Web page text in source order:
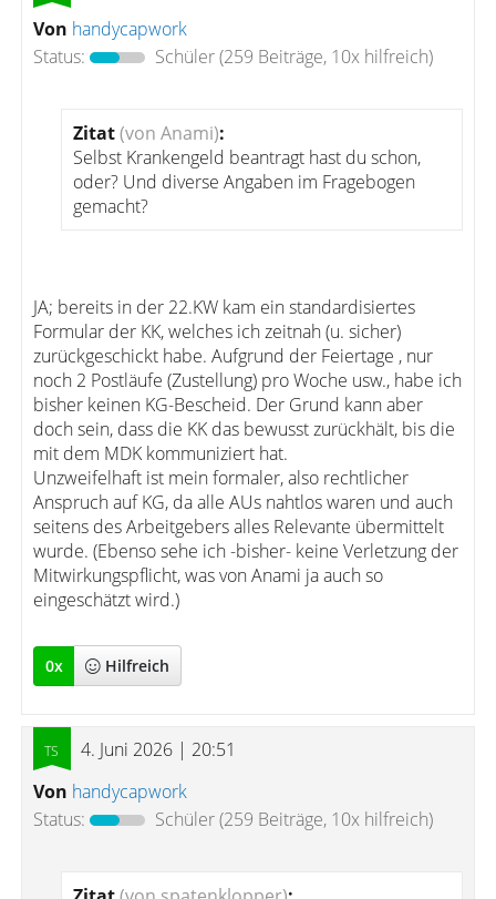
Von handycapwork
Status:
Schüler(259 Beiträge, 10x hilfreich)
Zitat(von Anami):
Selbst Krankengeld beantragt hast du schon,
oder? Und diverse Angaben im Fragebogen
gemacht?
JA; bereits in der 22.KW kam ein standardisiertes
Formular der KK, welches ich zeitnah (u. sicher)
zurückgeschickt habe. Aufgrund der Feiertage , nur
noch 2 Postläufe (Zustellung) pro Woche usw., habe ich
bisher keinen KG-Bescheid. Der Grund kann aber
doch sein, dass die KK das bewusst zurückhält, bis die
mit dem MDK kommuniziert hat.
Unzweifelhaft ist mein formaler, also rechtlicher
Anspruch auf KG, da alle AUs nahtlos waren und auch
seitens des Arbeitgebers alles Relevante übermittelt
wurde. (Ebenso sehe ich -bisher- keine Verletzung der
Mitwirkungspflicht, was von Anami ja auch so
eingeschätzt wird.)
0x Hilfreich
4. Juni 2026 | 20:51
Von handycapwork
Status:
Schüler(259 Beiträge, 10x hilfreich)